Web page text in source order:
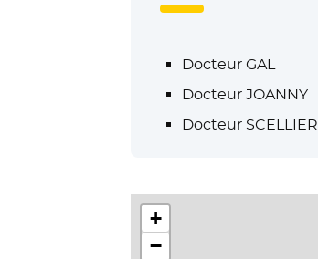
Docteur GAL
Docteur JOANNY
Docteur SCELLIER
+
−